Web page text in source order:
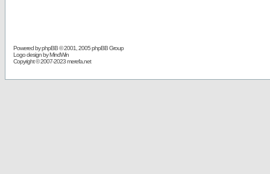
Powered byphpBB© 2001, 2005 phpBB Group
Logo design by MindWin
Copyright © 2007-2023 merefa.net